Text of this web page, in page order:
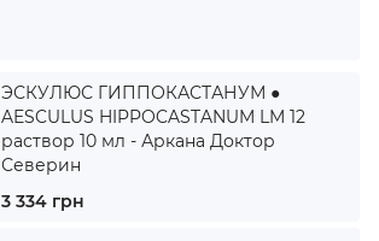
ЭСКУЛЮС ГИППОКАСТАНУМ ●
AESCULUS HIPPOCASTANUM LM 12
раствор 10 мл - Аркана Доктор
Северин
3 334 грн